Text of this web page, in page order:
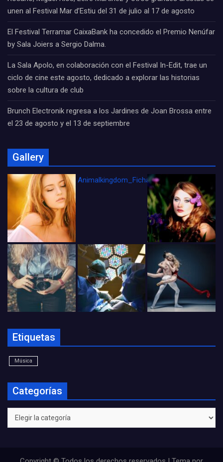
unen al Festival Mar d’Estiu del 31 de julio al 17 de agosto
El Festival Terramar CaixaBank ha concedido el Premio Nenúfar
by Sala Joiers a Sergio Dalma.
La Sala Apolo, en colaboración con el Festival In-Edit, trae un
ciclo de cine este agosto, dedicado a explorar las historias
sobre la cultura de club
Brunch Electronik regresa a los Jardines de Joan Brossa entre
el 23 de agosto y el 13 de septiembre
Gallery
Animalkingdom_FichaCine
Etiquetas
Música
Categorías
Categorías